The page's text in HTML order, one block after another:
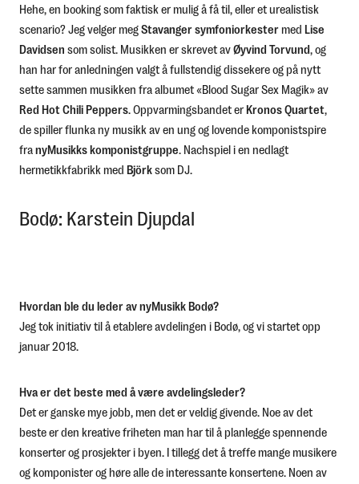
Hehe, en booking som faktisk er mulig å få til, eller et urealistisk
scenario? Jeg velger megStavanger symfoniorkestermed Lise
Davidsen som solist. Musikken er skrevet avØyvind Torvund, og
han har for anledningen valgt å fullstendig dissekere og på nytt
sette sammen musikken fra albumet «Blood Sugar Sex Magik» av
Red Hot Chili Peppers. Oppvarmingsbandet erKronos Quartet,
de spiller flunka ny musikk av en ung og lovende komponistspire
franyMusikks komponistgruppe. Nachspiel i en nedlagt
hermetikkfabrikk med Björksom DJ.
Bodø: Karstein Djupdal
Hvordan ble du leder av nyMusikk Bodø?
Jeg tok initiativ til å etablere avdelingen i Bodø, og vi startet opp
januar 2018.
Hva er det beste med å være avdelingsleder?
Det er ganske mye jobb, men det er veldig givende. Noe av det
beste er den kreative friheten man har til å planlegge spennende
konserter og prosjekter i byen. I tillegg det å treffe mange musikere
og komponister og høre alle de interessante konsertene. Noen av